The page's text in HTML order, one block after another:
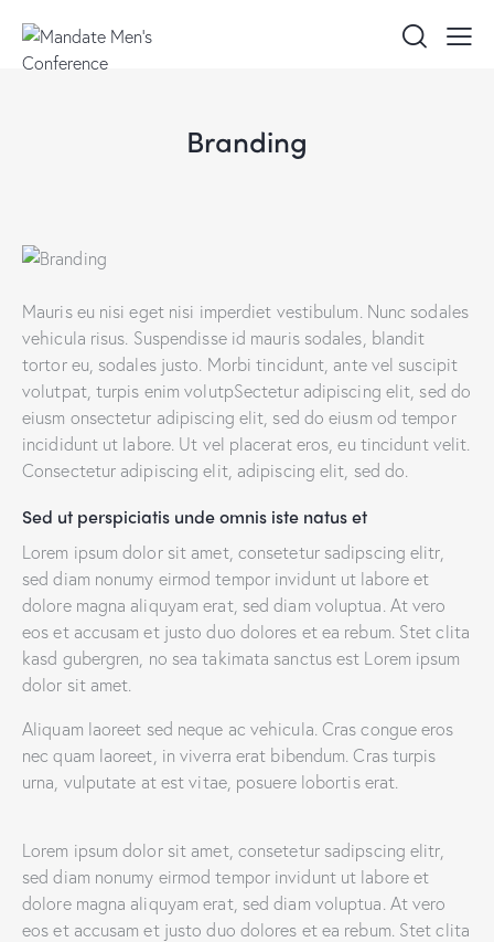
Branding
Mauris eu nisi eget nisi imperdiet vestibulum. Nunc sodales
vehicula risus. Suspendisse id mauris sodales, blandit
tortor eu, sodales justo. Morbi tincidunt, ante vel suscipit
volutpat, turpis enim volutpSectetur adipiscing elit, sed do
eiusm onsectetur adipiscing elit, sed do eiusm od tempor
incididunt ut labore. Ut vel placerat eros, eu tincidunt velit.
Consectetur adipiscing elit, adipiscing elit, sed do.
Sed ut perspiciatis unde omnis iste natus et
Lorem ipsum dolor sit amet, consetetur sadipscing elitr,
sed diam nonumy eirmod tempor invidunt ut labore et
dolore magna aliquyam erat, sed diam voluptua. At vero
eos et accusam et justo duo dolores et ea rebum. Stet clita
kasd gubergren, no sea takimata sanctus est Lorem ipsum
dolor sit amet.
Aliquam laoreet sed neque ac vehicula. Cras congue eros
nec quam laoreet, in viverra erat bibendum. Cras turpis
urna, vulputate at est vitae, posuere lobortis erat.
Lorem ipsum dolor sit amet, consetetur sadipscing elitr,
sed diam nonumy eirmod tempor invidunt ut labore et
dolore magna aliquyam erat, sed diam voluptua. At vero
eos et accusam et justo duo dolores et ea rebum. Stet clita